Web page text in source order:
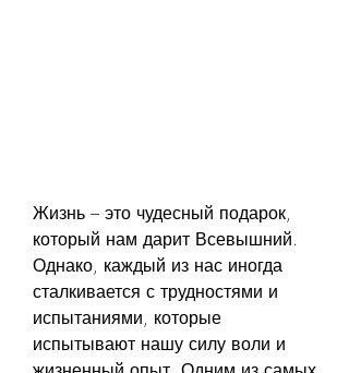
Жизнь – это чудесный подарок,
который нам дарит Всевышний.
Однако, каждый из нас иногда
сталкивается с трудностями и
испытаниями, которые
испытывают нашу силу воли и